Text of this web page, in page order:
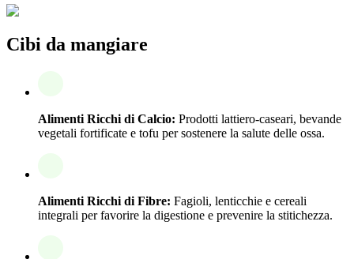
Cibi da mangiare
Alimenti Ricchi di Calcio: Prodotti lattiero-caseari, bevande
vegetali fortificate e tofu per sostenere la salute delle ossa.
Alimenti Ricchi di Fibre: Fagioli, lenticchie e cereali
integrali per favorire la digestione e prevenire la stitichezza.